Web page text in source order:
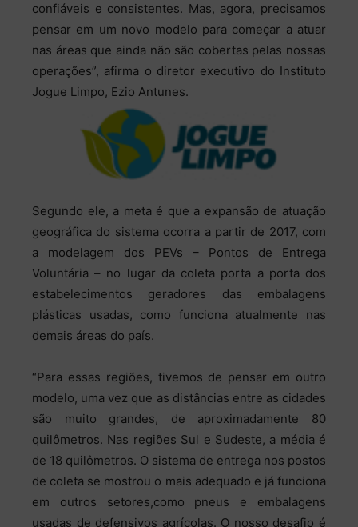
confiáveis e consistentes. Mas, agora, precisamos
pensar em um novo modelo para começar a atuar
nas áreas que ainda não são cobertas pelas nossas
operações”, afirma o diretor executivo do Instituto
Jogue Limpo, Ezio Antunes.
Segundo ele, a meta é que a expansão de atuação
geográfica do sistema ocorra a partir de 2017, com
a modelagem dos PEVs – Pontos de Entrega
Voluntária – no lugar da coleta porta a porta dos
estabelecimentos geradores das embalagens
plásticas usadas, como funciona atualmente nas
demais áreas do país.
“Para essas regiões, tivemos de pensar em outro
modelo, uma vez que as distâncias entre as cidades
são muito grandes, de aproximadamente 80
quilômetros. Nas regiões Sul e Sudeste, a média é
de 18 quilômetros. O sistema de entrega nos postos
de coleta se mostrou o mais adequado e já funciona
em outros setores,como pneus e embalagens
usadas de defensivos agrícolas. O nosso desafio é